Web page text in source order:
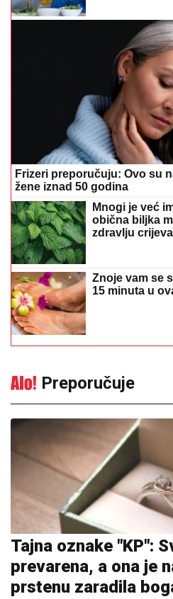
Frizeri preporučuju: Ovo su
žene iznad 50 godina
Mnogi je već
obična biljka
zdravlju crijeva
Znoje vam se
15 minuta u
Preporučuje
Tajna oznake "KP":
prevarena, a ona je
prstenu zaradila